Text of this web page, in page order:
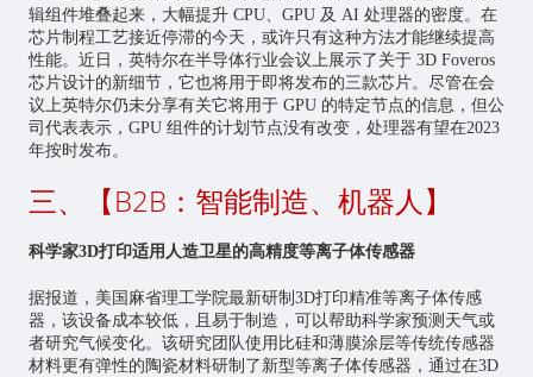
辑组件堆叠起来，大幅提升 CPU、GPU 及 AI 处理器的密度。在
芯片制程工艺接近停滞的今天，或许只有这种方法才能继续提高
性能。近日，英特尔在半导体行业会议上展示了关于 3D Foveros
芯片设计的新细节，它也将用于即将发布的三款芯片。尽管在会
议上英特尔仍未分享有关它将用于 GPU 的特定节点的信息，但公
司代表表示，GPU 组件的计划节点没有改变，处理器有望在2023
年按时发布。
三、【B2B：智能制造、机器人】
科学家3D打印适用人造卫星的高精度等离子体传感器
据报道，美国麻省理工学院最新研制3D打印精准等离子体传感
器，该设备成本较低，且易于制造，可以帮助科学家预测天气或
者研究气候变化。该研究团队使用比硅和薄膜涂层等传统传感器
材料更有弹性的陶瓷材料研制了新型等离子体传感器，通过在3D